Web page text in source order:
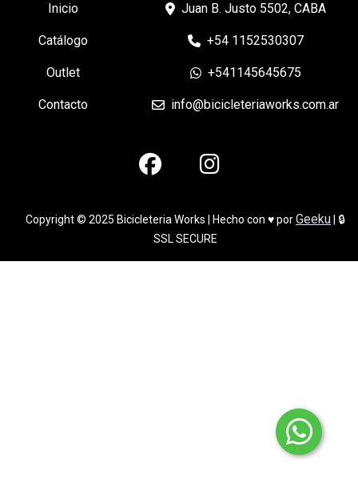
Inicio
Catálogo
Outlet
Contacto
Juan B. Justo 5502, CABA
+54 1152530307
+541145645675
info@bicicleteriaworks.com.ar
Copyright © 2025 Bicicleteria Works | Hecho con ♥ porGeeku | 🔒
SSL SECURE